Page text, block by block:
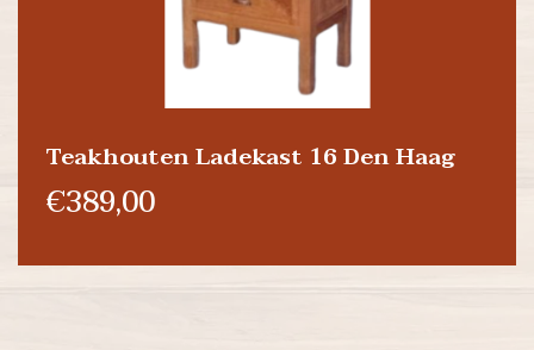
Teakhouten Ladekast 16 Den Haag
€389,00